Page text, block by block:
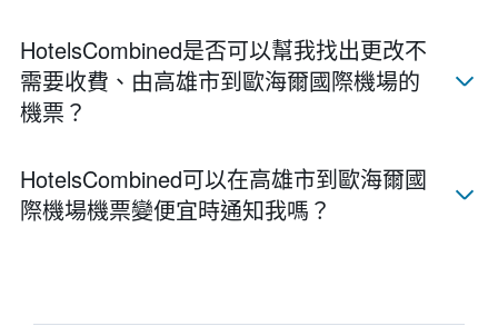
HotelsCombined​是否可以幫我找出更改不
需要收費、由高雄市​到歐海爾國際機場​的
機票？
HotelsCombined​可以在高雄市​到歐海爾國
際機場​機票變便宜時通知我嗎？